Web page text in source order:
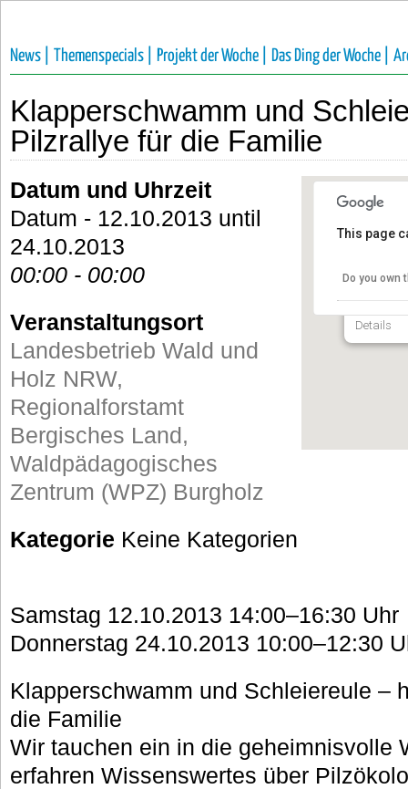
News | Themenspecials | Projekt der Woche | Das Ding der Woche |
Klapperschwamm und
Pilzrallye für die Familie
NRW,
(WPZ)
Details
This page
Do you own
Datum und Uhrzeit
Datum - 12.10.2013 until
24.10.2013
00:00 - 00:00
Veranstaltungsort
Landesbetrieb Wald und
Holz NRW,
Regionalforstamt
Bergisches Land,
Waldpädagogisches
Zentrum (WPZ) Burgholz
Kategorie Keine Kategorien
Samstag 12.10.2013 14:00–16:30 Uhr
Donnerstag 24.10.2013 10:00–12:30
Klapperschwamm und Schleiereule –
die Familie
Wir tauchen ein in die geheimnisvolle
erfahren Wissenswertes über